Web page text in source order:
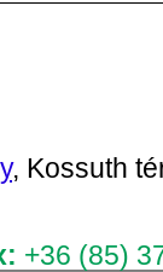
, Kossuth
+36 (85)